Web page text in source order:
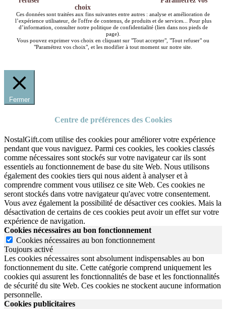
choix
Ces données sont traitées aux fins suivantes entre autres : analyse et amélioration de
l’expérience utilisateur, de l'offre de contenus, de produits et de services... Pour plus
d’information, consulter notre politique de confidentialité (lien dans nos pieds de
page).
Vous pouvez exprimer vos choix en cliquant sur "Tout accepter", "Tout refuser" ou
"Paramétrez vos choix", et les modifier à tout moment sur notre site.
Fermer
Centre de préférences des Cookies
NostalGift.com utilise des cookies pour améliorer votre expérience
pendant que vous naviguez. Parmi ces cookies, les cookies classés
comme nécessaires sont stockés sur votre navigateur car ils sont
essentiels au fonctionnement de base du site Web. Nous utilisons
également des cookies tiers qui nous aident à analyser et à
comprendre comment vous utilisez ce site Web. Ces cookies ne
seront stockés dans votre navigateur qu'avec votre consentement.
Vous avez également la possibilité de désactiver ces cookies. Mais la
désactivation de certains de ces cookies peut avoir un effet sur votre
expérience de navigation.
Cookies nécessaires au bon fonctionnement
Cookies nécessaires au bon fonctionnement
Toujours activé
Les cookies nécessaires sont absolument indispensables au bon
fonctionnement du site. Cette catégorie comprend uniquement les
cookies qui assurent les fonctionnalités de base et les fonctionnalités
de sécurité du site Web. Ces cookies ne stockent aucune information
personnelle.
Cookies publicitaires